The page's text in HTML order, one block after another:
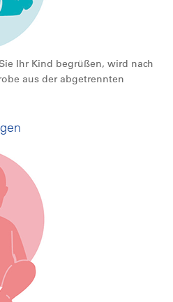
Ihr Kind begrüßen, wird nach
aus der abgetrennten